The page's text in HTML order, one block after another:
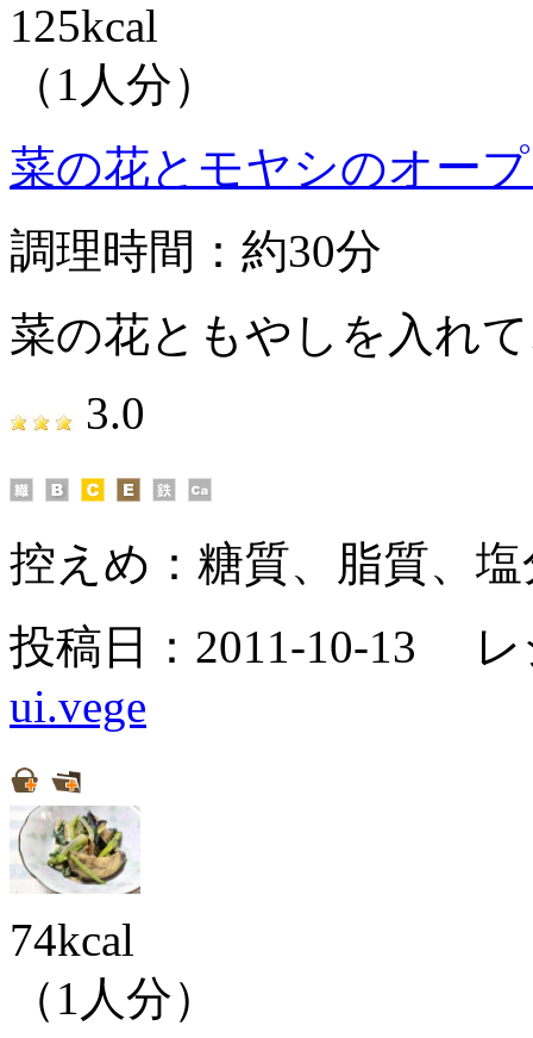
125kcal
（1人分）
菜の花とモヤシのオー
調理時間：約30分
菜の花ともやしを入れ
3.0
控えめ： 糖質、脂質、塩
投稿日：2011-10-13
ui.vege
74kcal
（1人分）